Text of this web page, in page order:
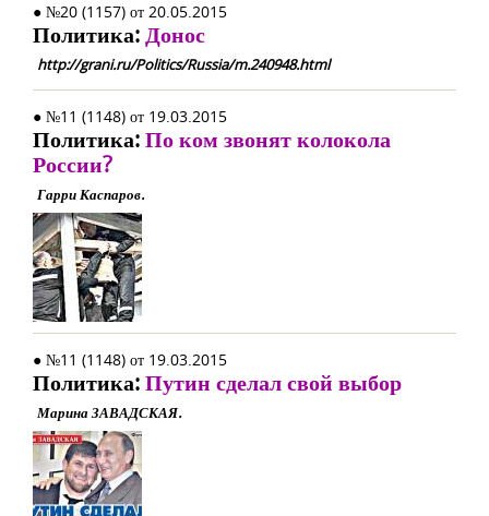
● №20 (1157) от 20.05.2015
Политика:Донос
http://grani.ru/Politics/Russia/m.240948.html
● №11 (1148) от 19.03.2015
Политика:По ком звонят колокола
России?
Гарри Каспаров.
● №11 (1148) от 19.03.2015
Политика:Путин сделал свой выбор
Марина ЗАВАДСКАЯ.